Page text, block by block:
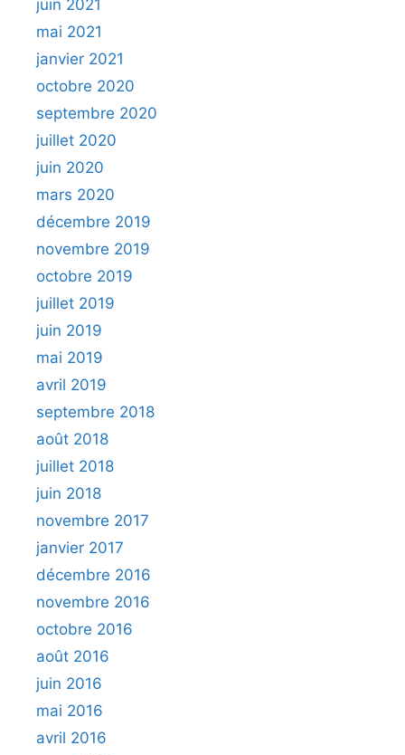
juin 2021
mai 2021
janvier 2021
octobre 2020
septembre 2020
juillet 2020
juin 2020
mars 2020
décembre 2019
novembre 2019
octobre 2019
juillet 2019
juin 2019
mai 2019
avril 2019
septembre 2018
août 2018
juillet 2018
juin 2018
novembre 2017
janvier 2017
décembre 2016
novembre 2016
octobre 2016
août 2016
juin 2016
mai 2016
avril 2016